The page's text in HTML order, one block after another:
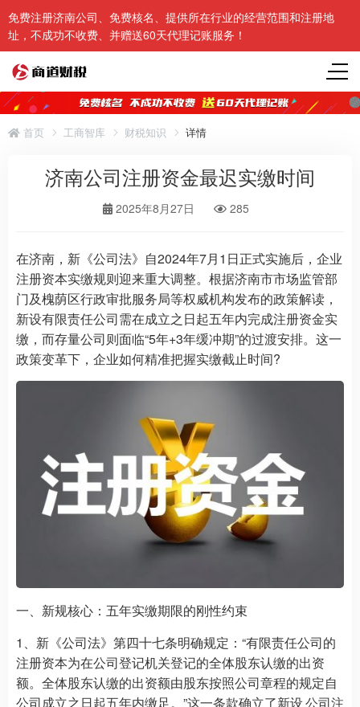
免费注册济南公司、免费核名、提供所在行业的经营范围和注册地
址，不成功不收费、并赠送60天代理记账服务！
首页 工商智库 财税知识 详情
济南公司注册资金最迟实缴时间
2025年8月27日 285
在济南，新《公司法》自2024年7月1日正式实施后，企业
注册资本实缴规则迎来重大调整。根据济南市市场监管部
门及槐荫区行政审批服务局等权威机构发布的政策解读，
新设有限责任公司需在成立之日起五年内完成注册资金实
缴，而存量公司则面临“5年+3年缓冲期”的过渡安排。这一
政策变革下，企业如何精准把握实缴截止时间?
一、新规核心：五年实缴期限的刚性约束
1、新《公司法》第四十七条明确规定：“有限责任公司的
注册资本为在公司登记机关登记的全体股东认缴的出资
额。全体股东认缴的出资额由股东按照公司章程的规定自
公司成立之日起五年内缴足。”这一条款确立了新设公司注